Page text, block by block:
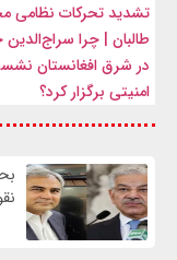
تشدید تحرکات نظامی
طالبان | چرا
در شرق افغانستان
امنیتی برگزار کرد؟